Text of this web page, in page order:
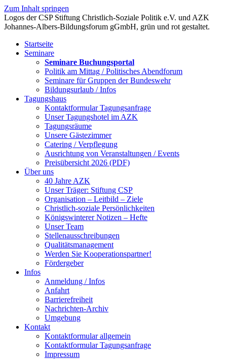
Zum Inhalt springen
Startseite
Seminare
Seminare Buchungsportal
Politik am Mittag / Politisches Abendforum
Seminare für Gruppen der Bundeswehr
Bildungsurlaub / Infos
Tagungshaus
Kontaktformular Tagungsanfrage
Unser Tagungshotel im AZK
Tagungsräume
Unsere Gästezimmer
Catering / Verpflegung
Ausrichtung von Veranstaltungen / Events
Preisübersicht 2026 (PDF)
Über uns
40 Jahre AZK
Unser Träger: Stiftung CSP
Organisation – Leitbild – Ziele
Christlich-soziale Persönlichkeiten
Königswinterer Notizen – Hefte
Unser Team
Stellenausschreibungen
Qualitätsmanagement
Werden Sie Kooperationspartner!
Fördergeber
Infos
Anmeldung / Infos
Anfahrt
Barrierefreiheit
Nachrichten-Archiv
Umgebung
Kontakt
Kontaktformular allgemein
Kontaktformular Tagungsanfrage
Impressum